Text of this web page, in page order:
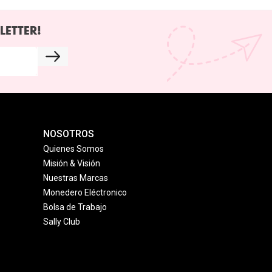
NOSOTROS
Quienes Somos
Misión & Visión
Nuestras Marcas
Monedero Eléctronico
Bolsa de Trabajo
Sally Club